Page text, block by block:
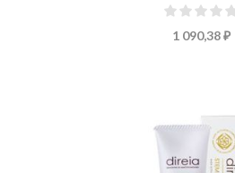
1 090,38 ₽